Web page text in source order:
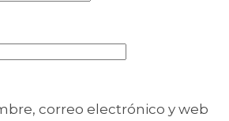
correo electrónico y web